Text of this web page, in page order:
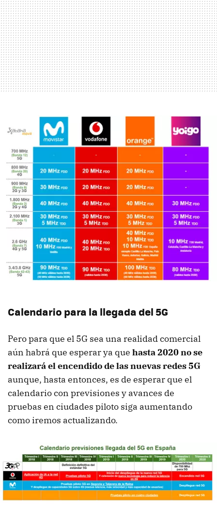
Calendario para la llegada del 5G
Pero para que el 5G sea una realidad comercial
aún habrá que esperar ya que hasta 2020 no se
realizará el encendido de las nuevas redes 5G
aunque, hasta entonces, es de esperar que el
calendario con previsiones y avances de
pruebas en ciudades piloto siga aumentando
como iremos actualizando.